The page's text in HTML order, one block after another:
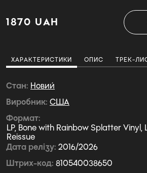
1870 UAH
ХАРАКТЕРИСТИКИ ОПИС ТРЕК-
Стан Новий
Виробник США
Формат
LP, Bone with Rainbow Splatter Vinyl,
Reissue
Дата релізу 2016/2026
Штрих-код 810540038650